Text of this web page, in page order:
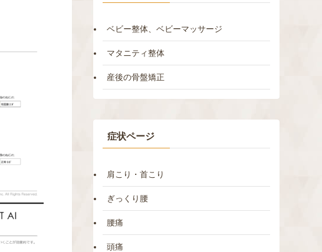
ベビー整体、ベビーマッサージ
マタニティ整体
産後の骨盤矯正
症状ページ
肩こり・首こり
ぎっくり腰
腰痛
頭痛